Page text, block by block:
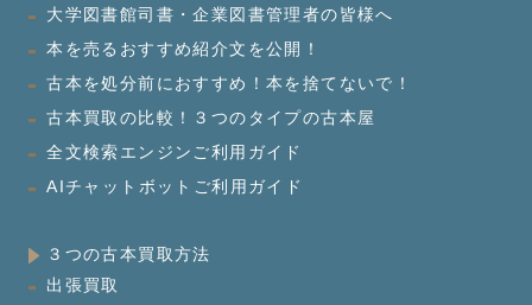
大学図書館司書・企業図書管理者の皆様へ
本を売るおすすめ紹介文を公開！
古本を処分前におすすめ！本を捨てないで！
古本買取の比較！３つのタイプの古本屋
全文検索エンジンご利用ガイド
AIチャットボットご利用ガイド
３つの古本買取方法
出張買取